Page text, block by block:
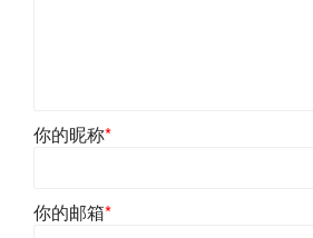
你的昵称*
你的邮箱*